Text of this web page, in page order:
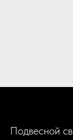
Подвесной